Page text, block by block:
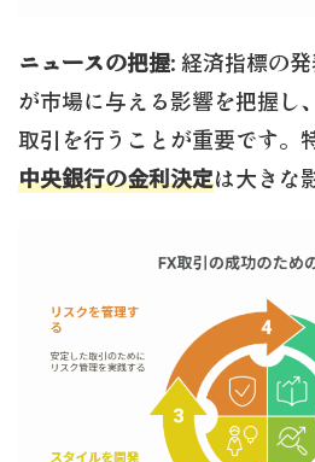
ニュースの把握: 経済指標の
が市場に与える影響を把握し
取引を行うことが重要です。
中央銀行の金利決定は大きな